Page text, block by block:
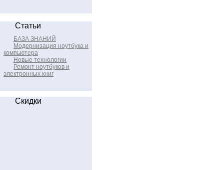
Статьи
БАЗА ЗНАНИЙ
Модернизация ноутбука и
компьютера
Новые технологии
Ремонт ноутбуков и
электронных книг
Скидки